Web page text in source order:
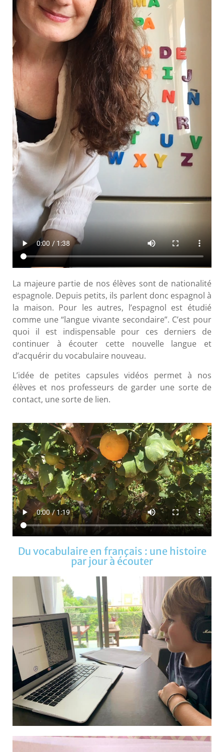
La majeure partie de nos élèves sont de nationalité
espagnole. Depuis petits, ils parlent donc espagnol à
la maison. Pour les autres, l’espagnol est étudié
comme une “langue vivante secondaire”. C’est pour
quoi il est indispensable pour ces derniers de
continuer à écouter cette nouvelle langue et
d’acquérir du vocabulaire nouveau.
L’idée de petites capsules vidéos permet à nos
élèves et nos professeurs de garder une sorte de
contact, une sorte de lien.
Du vocabulaire en français : une histoire
par jour à écouter